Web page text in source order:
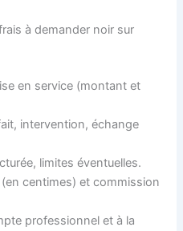
à demander noir sur
en service (montant et
intervention, échange
limites éventuelles.
centimes) et commission
professionnel et à la